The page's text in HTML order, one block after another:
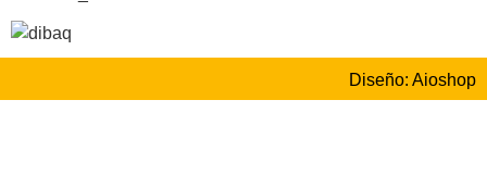
Diseño: Aioshop